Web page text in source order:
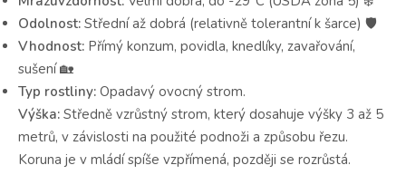
Odolnost: Střední až dobrá (relativně tolerantní k šarce) 🛡️
Vhodnost: Přímý konzum, povidla, knedlíky, zavařování,
sušení 🏡
Typ rostliny: Opadavý ovocný strom.
Výška: Středně vzrůstný strom, který dosahuje výšky 3 až 5
metrů, v závislosti na použité podnoži a způsobu řezu.
Koruna je v mládí spíše vzpřímená, později se rozrůstá.